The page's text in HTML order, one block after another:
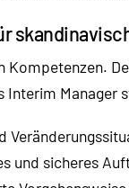
Manager
und sicheres